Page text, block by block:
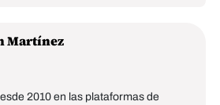
Martínez
2010 en las plataformas de